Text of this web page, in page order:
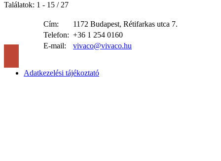
Találatok: 1 - 15 / 27
Cím:
1172 Budapest, Rétifarkas utca 7.
Telefon: +36 1 254 0160
E-mail:
vivaco@vivaco.hu
Adatkezelési tájékoztató